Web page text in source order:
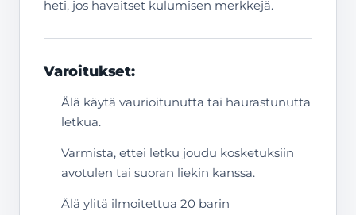
heti, jos havaitset kulumisen merkkejä.
Varoitukset:
Älä käytä vaurioitunutta tai haurastunutta
letkua.
Varmista, ettei letku joudu kosketuksiin
avotulen tai suoran liekin kanssa.
Älä ylitä ilmoitettua 20 barin